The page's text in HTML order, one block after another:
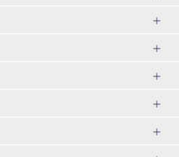
ユニバーサル・スタジオ・ジャパ